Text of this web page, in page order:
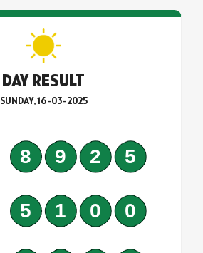
DAY RESULT
SUNDAY, 16-03-2025
8925
5100